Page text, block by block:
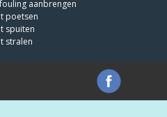
aanbrengen
poetsen
spuiten
stralen